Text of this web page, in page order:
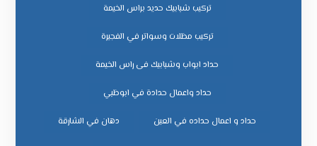
تركيب شبابيك حديد براس الخيمة
تركيب مظلات وسواتر في الفجيرة
حداد ابواب وشبابيك فى راس الخيمة
حداد واعمال حدادة في ابوظبي
حداد و اعمال حداده في العين دهان في الشارقة